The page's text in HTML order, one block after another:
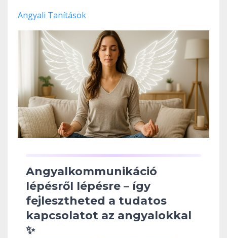
Angyali Tanítások
Angyalkommunikáció
lépésről lépésre – így
fejlesztheted a tudatos
kapcsolatot az angyalokkal
✨